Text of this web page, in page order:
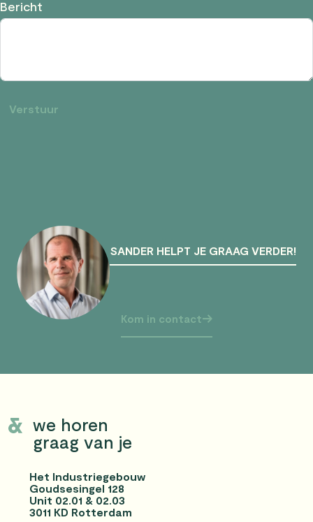
Bericht
Verstuur
SANDER HELPT JE GRAAG VERDER!
Kom in contact
we horen
graag van je
Het Industriegebouw
Goudsesingel 128
Unit 02.01 & 02.03
3011 KD Rotterdam